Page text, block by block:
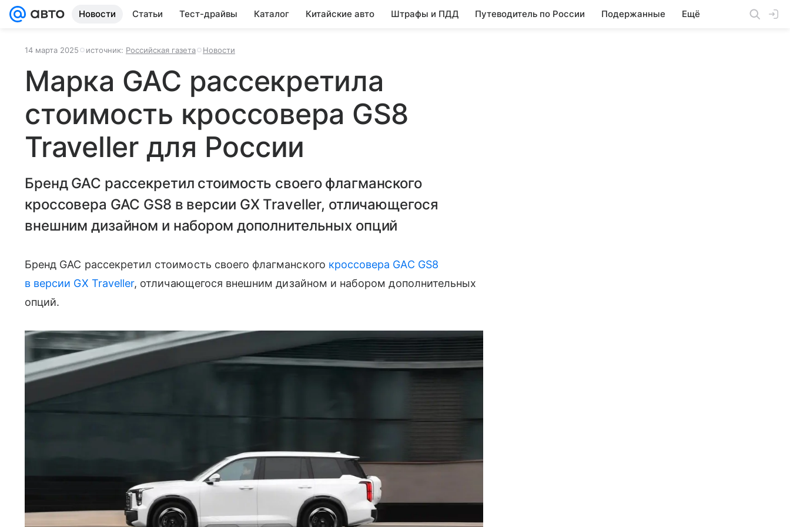
Новости Статьи Тест-драйвы Каталог Китайские авто Штрафы и ПДД Путеводитель по России Подержанные Ещё
14 марта 2025 источник: Российская газета Новости
Марка GAC рассекретила
стоимость кроссовера GS8
Traveller для России
Бренд GAC рассекретил стоимость своего флагманского
кроссовера GAC GS8 в версии GX Traveller, отличающегося
внешним дизайном и набором дополнительных опций
Бренд GAC рассекретил стоимость своего флагманского кроссовера GAC GS8
в версии GX Traveller, отличающегося внешним дизайном и набором дополнительных
опций.